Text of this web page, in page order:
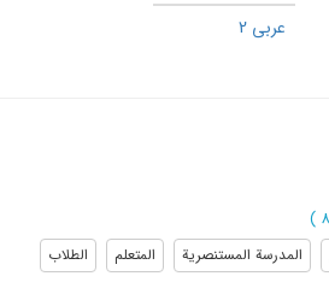
عربی 2
)
المدرسة المستنصریة المتعلم
الطلاب